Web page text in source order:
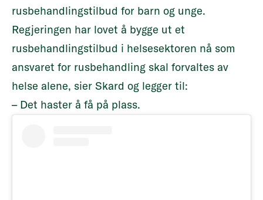
rusbehandlingstilbud for barn og unge.
Regjeringen har lovet å bygge ut et
rusbehandlingstilbud i helsesektoren nå som
ansvaret for rusbehandling skal forvaltes av
helse alene, sier Skard og legger til:
– Det haster å få på plass.